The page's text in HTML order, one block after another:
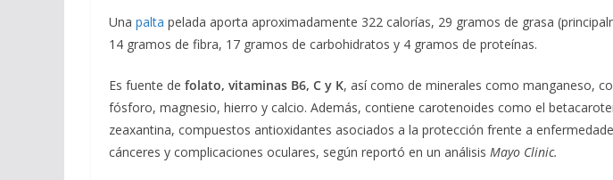
Una palta pelada aporta aproximadamente 322 calorías, 29 gramos de grasa
14 gramos de fibra, 17 gramos de carbohidratos y 4 gramos de proteínas.
Es fuente de folato, vitaminas B6, C y K, así como de minerales como manganeso,
fósforo, magnesio, hierro y calcio. Además, contiene carotenoides como el
zeaxantina, compuestos antioxidantes asociados a la protección frente a
cánceres y complicaciones oculares, según reportó en un análisis Mayo Clinic.